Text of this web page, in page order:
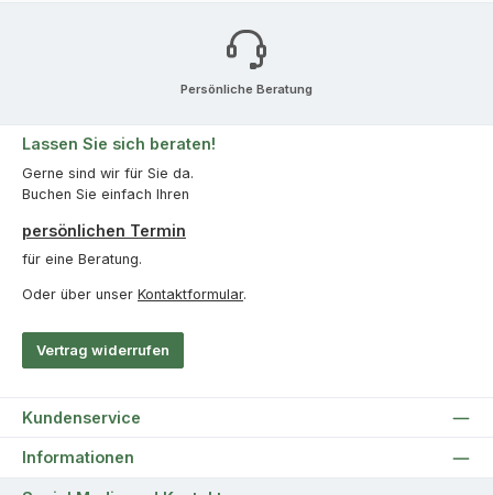
Persönliche Beratung
Lassen Sie sich beraten!
Gerne sind wir für Sie da.
Buchen Sie einfach Ihren
persönlichen Termin
für eine Beratung.
Oder über unser Kontaktformular.
Vertrag widerrufen
Kundenservice
Informationen